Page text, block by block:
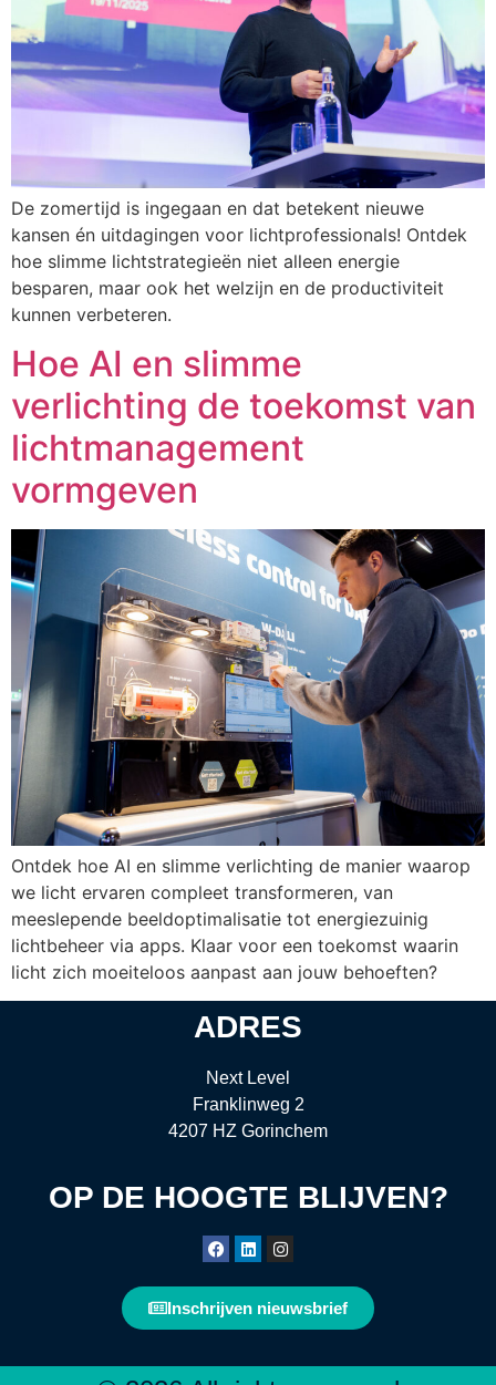
De zomertijd is ingegaan en dat betekent nieuwe
kansen én uitdagingen voor lichtprofessionals! Ontdek
hoe slimme lichtstrategieën niet alleen energie
besparen, maar ook het welzijn en de productiviteit
kunnen verbeteren.
Hoe AI en slimme
verlichting de toekomst van
lichtmanagement
vormgeven
Ontdek hoe AI en slimme verlichting de manier waarop
we licht ervaren compleet transformeren, van
meeslepende beeldoptimalisatie tot energiezuinig
lichtbeheer via apps. Klaar voor een toekomst waarin
licht zich moeiteloos aanpast aan jouw behoeften?
ADRES
Next Level
Franklinweg 2
4207 HZ Gorinchem
OP DE HOOGTE BLIJVEN?
Inschrijven nieuwsbrief